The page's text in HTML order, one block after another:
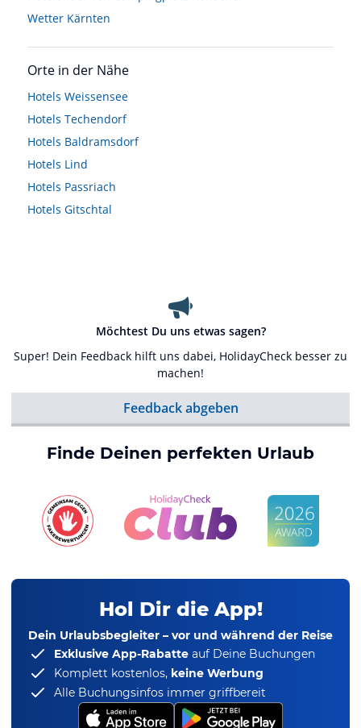
Wetter Kärnten
Orte in der Nähe
Hotels Weissensee
Hotels Techendorf
Hotels Baldramsdorf
Hotels Lind
Hotels Passriach
Hotels Gitschtal
Möchtest Du uns etwas sagen?
Super! Dein Feedback hilft uns dabei, HolidayCheck besser zu
machen!
Feedback abgeben
Finde Deinen perfekten Urlaub
Hol Dir die App!
Dein Urlaubsbegleiter – vor und während der Reise
Exklusive App-Rabatte auf Deine Buchungen
Komplett kostenlos, keine Werbung
Alle Buchungsinfos immer griffbereit